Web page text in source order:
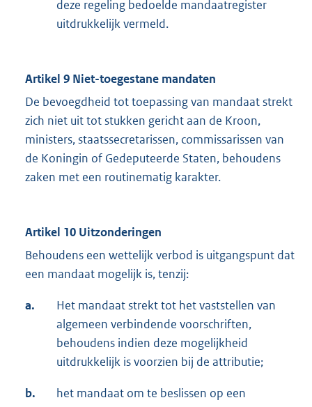
deze regeling bedoelde mandaatregister
uitdrukkelijk vermeld.
Artikel 9 Niet-toegestane mandaten
De bevoegdheid tot toepassing van mandaat strekt
zich niet uit tot stukken gericht aan de Kroon,
ministers, staatssecretarissen, commissarissen van
de Koningin of Gedeputeerde Staten, behoudens
zaken met een routinematig karakter.
Artikel 10 Uitzonderingen
Behoudens een wettelijk verbod is uitgangspunt dat
een mandaat mogelijk is, tenzij:
a.
Het mandaat strekt tot het vaststellen van
algemeen verbindende voorschriften,
behoudens indien deze mogelijkheid
uitdrukkelijk is voorzien bij de attributie;
b.
het mandaat om te beslissen op een